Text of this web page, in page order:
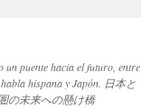
un puente hacia el futuro, entre
hispana y Japón. 日本と
の未来への懸け橋